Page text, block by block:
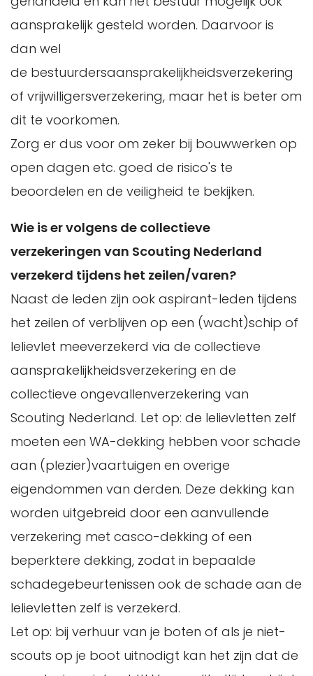
aansprakelijk gesteld worden. Daarvoor is
dan wel
de bestuurdersaansprakelijkheidsverzekering
of vrijwilligersverzekering, maar het is beter om
dit te voorkomen.
Zorg er dus voor om zeker bij bouwwerken op
open dagen etc. goed de risico's te
beoordelen en de veiligheid te bekijken.
Wie is er volgens de collectieve
verzekeringen van Scouting Nederland
verzekerd tijdens het zeilen/varen?
Naast de leden zijn ook aspirant-leden tijdens
het zeilen of verblijven op een (wacht)schip of
lelievlet meeverzekerd via de collectieve
aansprakelijkheidsverzekering en de
collectieve ongevallenverzekering van
Scouting Nederland. Let op: de lelievletten zelf
moeten een WA-dekking hebben voor schade
aan (plezier)vaartuigen en overige
eigendommen van derden. Deze dekking kan
worden uitgebreid door een aanvullende
verzekering met casco-dekking of een
beperktere dekking, zodat in bepaalde
schadegebeurtenissen ook de schade aan de
lelievletten zelf is verzekerd.
Let op: bij verhuur van je boten of als je niet-
scouts op je boot uitnodigt kan het zijn dat de